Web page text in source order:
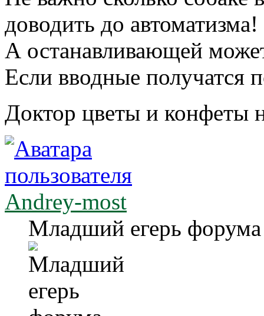
доводить до автоматизма!
А останавливающей
Если вводные получатся
Доктор цветы и конфеты
Andrey-most
Младший егерь форума